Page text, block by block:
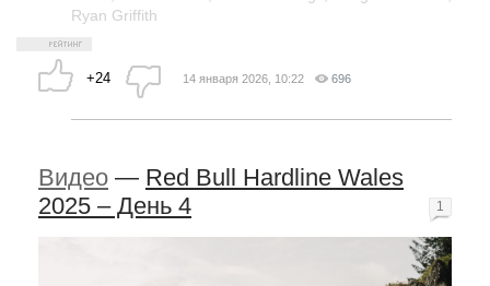
Ryan Griffith
+24 14 января 2026, 10:22 696
Видео — Red Bull Hardline Wales
2025 – День 4
1